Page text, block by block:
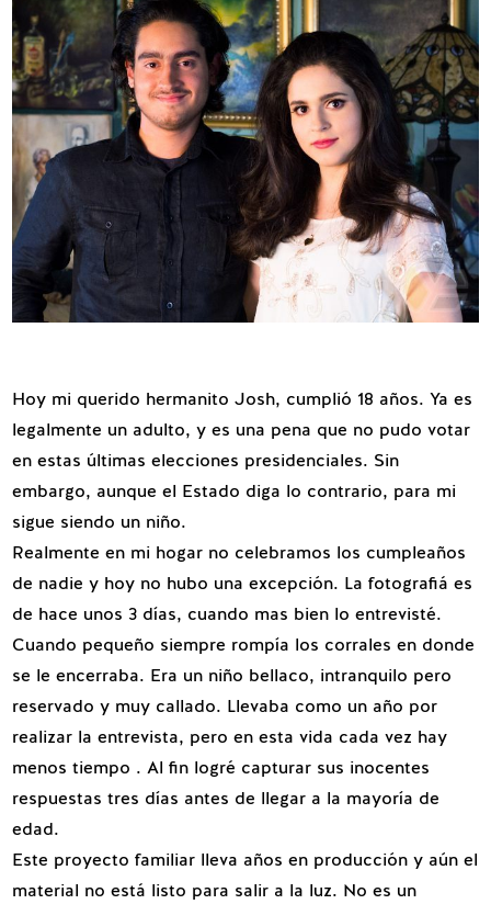
Hoy mi querido hermanito Josh, cumplió 18 años. Ya es
legalmente un adulto, y es una pena que no pudo votar
en estas últimas elecciones presidenciales. Sin
embargo, aunque el Estado diga lo contrario, para mi
sigue siendo un niño.
Realmente en mi hogar no celebramos los cumpleaños
de nadie y hoy no hubo una excepción. La fotografiá es
de hace unos 3 días, cuando mas bien lo entrevisté.
Cuando pequeño siempre rompía los corrales en donde
se le encerraba. Era un niño bellaco, intranquilo pero
reservado y muy callado. Llevaba como un año por
realizar la entrevista, pero en esta vida cada vez hay
menos tiempo . Al fin logré capturar sus inocentes
respuestas tres días antes de llegar a la mayoría de
edad.
Este proyecto familiar lleva años en producción y aún el
material no está listo para salir a la luz. No es un